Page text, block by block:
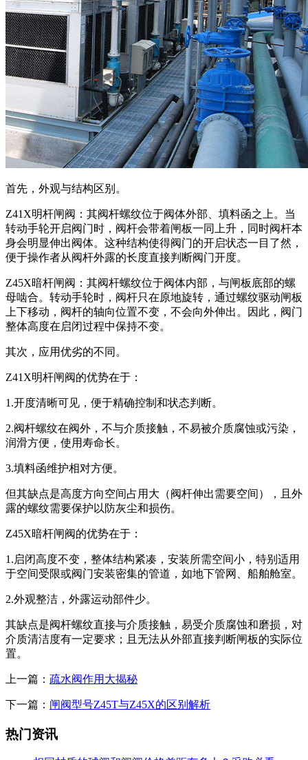
首先，外观与结构区别。
Z41X明杆闸阀：其阀杆螺纹位于阀体外部、填料函之上。当
转动手轮开启阀门时，阀杆会带着闸板一同上升，同时阀杆本
身会明显伸出阀体。这种结构使得阀门的开启状态一目了然，
便于操作者从阀杆外露的长度直接判断阀门开度。
Z45X暗杆闸阀：其阀杆螺纹位于阀体内部，与闸板底部的螺
母啮合。转动手轮时，阀杆只在原地旋转，通过螺纹驱动闸板
上下移动，阀杆的轴向位置不变，不会向外伸出。因此，阀门
整体高度在启闭过程中保持不变。
其次，应用优劣的不同。
Z41X明杆闸阀的优势在于：
1.开度清晰可见，便于精确控制和状态判断。
2.阀杆螺纹在阀外，不与介质接触，不易被介质腐蚀或污染，
润滑方便，使用寿命长。
3.填料函维护相对方便。
但其缺点是高度方向空间占用大（阀杆伸出需要空间），且外
露的螺纹需要保护以防灰尘和损伤。
Z45X暗杆闸阀的优势在于：
1.启闭高度不变，整体结构紧凑，安装所需空间小，特别适用
于空间受限或阀门安装密集的管道，如地下管网、船舶舱室。
2.外观整洁，外露运动部件少。
其缺点是阀杆螺纹直接与介质接触，易受介质腐蚀和磨损，对
介质清洁度有一定要求；且无法从外部直接判断闸板的实际位
置。
上一篇： 疏水阀作用大揭秘
下一篇： 闸阀型号Z45T与Z45X的区别解析
热门资讯